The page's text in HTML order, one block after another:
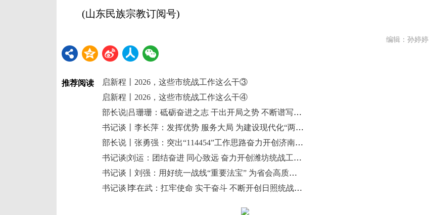
(山东民族宗教订阅号)
编辑：孙婷婷
推荐阅读
启新程丨2026，这些市统战工作这么干③
启新程丨2026，这些市统战工作这么干④
部长说|吕珊珊：砥砺奋进之志 干出开局之势 不断谱写潍坊统战事业高质量发展新篇章
书记谈丨李长萍：发挥优势 服务大局 为建设现代化“两河明珠”城市贡献统战力量
部长说丨张勇强：突出“114454”工作思路奋力开创济南统战工作新局面
书记谈|刘运：团结奋进 同心致远 奋力开创潍坊统战工作高质量发展新局面
书记谈丨刘强：用好统一战线“重要法宝” 为省会高质量发展赋能添彩
书记谈∣李在武：扛牢使命 实干奋斗 不断开创日照统战工作新局面